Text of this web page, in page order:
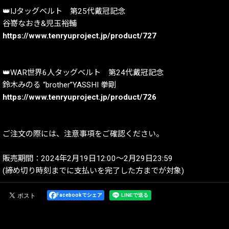
👑IJタッグベルト 第25代戴冠記念
谷嵜なおき&児玉裕輔
https://www.tenryuproject.jp/product/727
👑WAR世界6人タッグベルト 第24代戴冠記念
鈴木みのる “brother”YASSHI 拳剛
https://www.tenryuproject.jp/product/726
ご注文の際には、注意事項をご確認ください。
販売期間：2024年2月19日12:00〜2月29日23:59
(締め切り時刻までに支払いを完了した方までが対象)
Facebookでシェア